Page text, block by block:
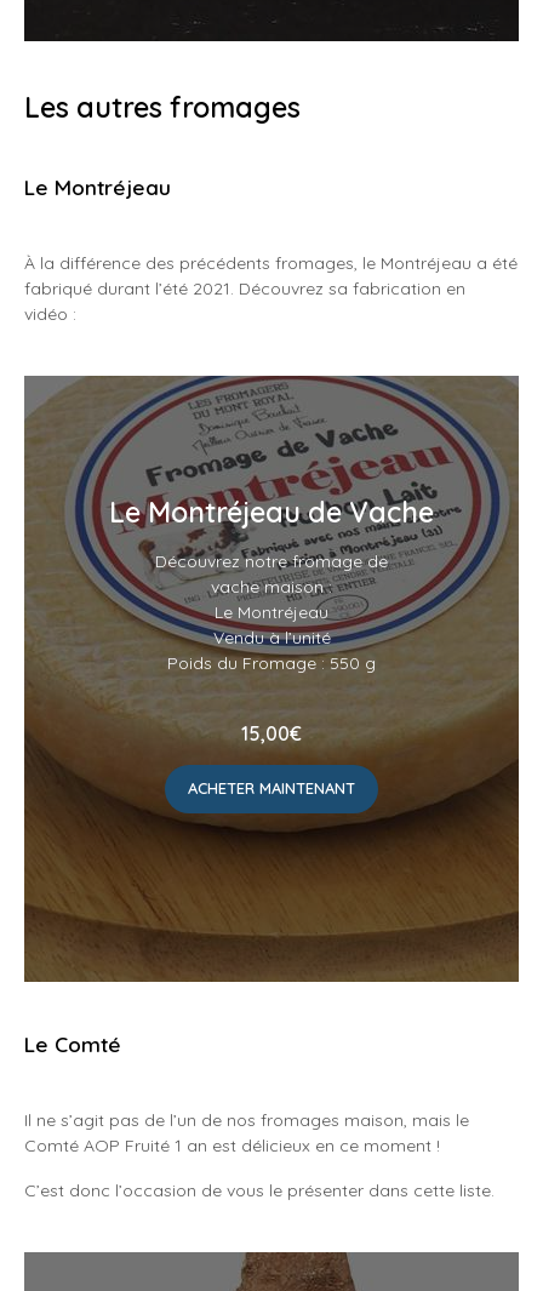
Les autres fromages
Le Montréjeau
À la différence des précédents fromages, le Montréjeau a été
fabriqué durant l’été 2021. Découvrez sa fabrication en
vidéo :
Le Montréjeau de Vache
Découvrez notre fromage de
vache maison :
Le Montréjeau
Vendu à l’unité
Poids du Fromage : 550 g
15,00€
ACHETER MAINTENANT
Le Comté
Il ne s’agit pas de l’un de nos fromages maison, mais le
Comté AOP Fruité 1 an est délicieux en ce moment !
C’est donc l’occasion de vous le présenter dans cette liste.